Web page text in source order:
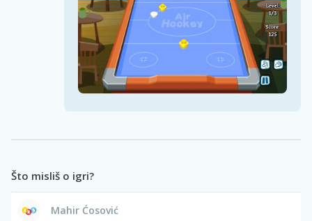
Što misliš o igri?
Mahir Ćosović